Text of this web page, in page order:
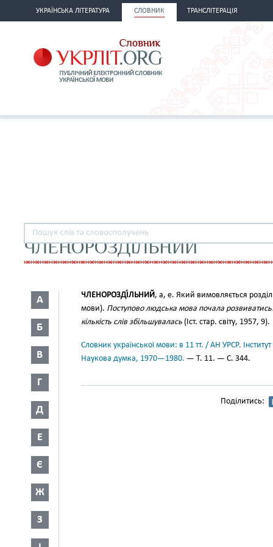
УКРАЇНСЬКА ЛІТЕРАТУРА СЛОВНИК ТРАНСЛІТЕРАЦІЯ
ЧЛЕНОРОЗДІЛЬНИЙ
А
Б
В
Г
Д
Е
Є
Ж
З
ЧЛЕНОРОЗДІ́ЛЬНИЙ, а, е. Який вимовляється
мови). Поступово людська мова почала
кількість слів збільшувалась (Іст. стар. світу, 1957, 9).
Словник української мови: в 11 тт. / АН УРСР.
Наукова думка, 1970—1980. — Т. 11. — С. 344.
Поділитись: